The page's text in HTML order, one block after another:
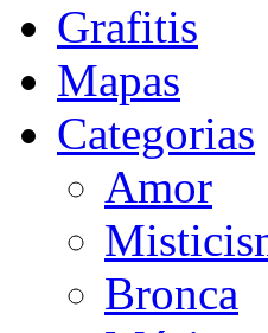
Grafitis
Mapas
Categorias
Amor
Bronca